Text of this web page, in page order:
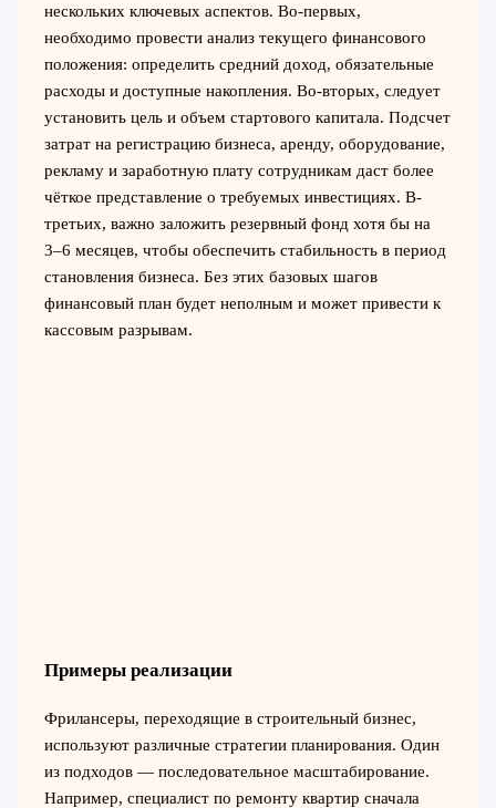
нескольких ключевых аспектов. Во-первых,
необходимо провести анализ текущего финансового
положения: определить средний доход, обязательные
расходы и доступные накопления. Во-вторых, следует
установить цель и объем стартового капитала. Подсчет
затрат на регистрацию бизнеса, аренду, оборудование,
рекламу и заработную плату сотрудникам даст более
чёткое представление о требуемых инвестициях. В-
третьих, важно заложить резервный фонд хотя бы на
3–6 месяцев, чтобы обеспечить стабильность в период
становления бизнеса. Без этих базовых шагов
финансовый план будет неполным и может привести к
кассовым разрывам.
Примеры реализации
Фрилансеры, переходящие в строительный бизнес,
используют различные стратегии планирования. Один
из подходов — последовательное масштабирование.
Например, специалист по ремонту квартир сначала